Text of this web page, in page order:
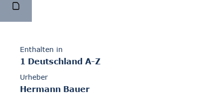
Enthalten in
1 Deutschland A-Z
Urheber
Hermann Bauer